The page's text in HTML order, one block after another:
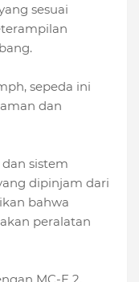
sesuai
sepeda ini
dan
sistem
dipinjam dari
bahwa
peralatan